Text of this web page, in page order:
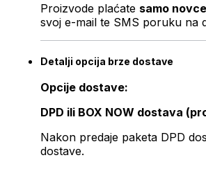
Proizvode plaćate samo
svoj e-mail te SMS poruku na
Detalji opcija brze dostave
Opcije dostave:
DPD ili BOX NOW dostava
Nakon predaje paketa DPD
dostave.